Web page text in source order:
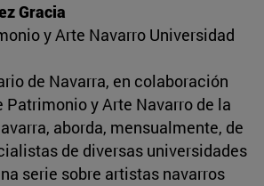
Gracia
y Arte Navarro Universidad
de Navarra, en colaboración
Patrimonio y Arte Navarro de la
aborda, mensualmente, de
de diversas universidades
serie sobre artistas navarros